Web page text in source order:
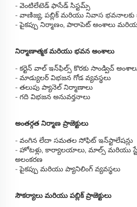
- వెంటిలేటెడ్ ఫాసేడ్ సిస్టమ్స్
- వాణిజ్య, పబ్లిక్ మరియు నివాస భవనాలకు
- పైకప్పు నిర్మాణం, పారాపెట్ అంశాలు మరియు
నిర్మాణాత్మక మరియు భవన అంశాలు
- కర్టెన్ వాల్ ఇన్‌ఫిల్స్ కొరకు సాండ్విచ్
- మాడ్యులర్ విభజన గోడ వ్యవస్థలు
- తలుపు ప్యానెల్ నిర్మాణాలు
- గది విభజన అనువర్తనాలు
అంతర్గత నిర్మాణ ప్రాజెక్టులు
- వంగిన లేదా సమతల సోఫిట్ ఇన్‌స్టాలేషన్లు
- హోటళ్లు, కార్యాలయాలు, మాల్స్ మరియు
అలంకరణ
- పైకప్పు మరియు ప్యానిలింగ్ వ్యవస్థలు
సౌకర్యాలు మరియు పబ్లిక్ ప్రాజెక్టులు